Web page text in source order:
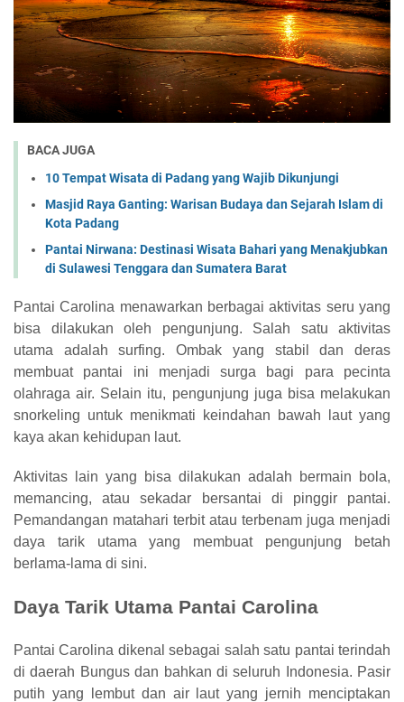
BACA JUGA
10 Tempat Wisata di Padang yang Wajib Dikunjungi
Masjid Raya Ganting: Warisan Budaya dan Sejarah Islam di
Kota Padang
Pantai Nirwana: Destinasi Wisata Bahari yang Menakjubkan
di Sulawesi Tenggara dan Sumatera Barat
Pantai Carolina menawarkan berbagai aktivitas seru yang
bisa dilakukan oleh pengunjung. Salah satu aktivitas
utama adalah surfing. Ombak yang stabil dan deras
membuat pantai ini menjadi surga bagi para pecinta
olahraga air. Selain itu, pengunjung juga bisa melakukan
snorkeling untuk menikmati keindahan bawah laut yang
kaya akan kehidupan laut.
Aktivitas lain yang bisa dilakukan adalah bermain bola,
memancing, atau sekadar bersantai di pinggir pantai.
Pemandangan matahari terbit atau terbenam juga menjadi
daya tarik utama yang membuat pengunjung betah
berlama-lama di sini.
Daya Tarik Utama Pantai Carolina
Pantai Carolina dikenal sebagai salah satu pantai terindah
di daerah Bungus dan bahkan di seluruh Indonesia. Pasir
putih yang lembut dan air laut yang jernih menciptakan